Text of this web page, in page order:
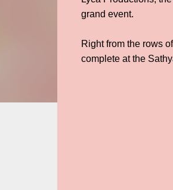
grand event.
Right from the rows
complete at the